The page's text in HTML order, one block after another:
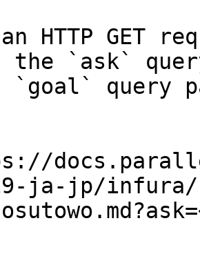
HTTP GET
the `ask`
`goal` query
ja-jp/infura/